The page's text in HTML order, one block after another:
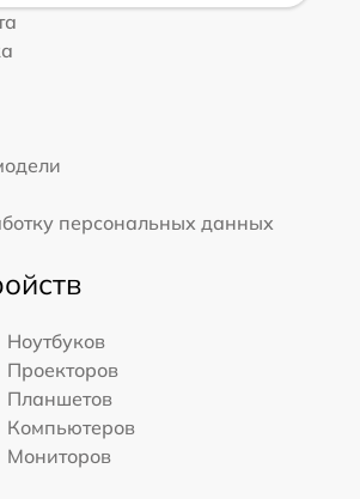
персональных данных
Ноутбуков
Проекторов
Планшетов
Компьютеров
Мониторов